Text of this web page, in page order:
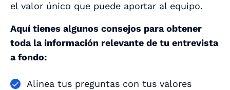
el valor único que puede aportar al equipo.
Aquí tienes algunos consejos para obtener
toda la información relevante de tu entrevista
a fondo:
Alinea tus preguntas con tus valores